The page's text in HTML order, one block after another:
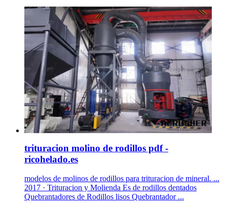
trituracion molino de rodillos pdf -
ricohelado.es
modelos de molinos de rodillos para trituracion de mineral. ...
2017 · Trituracion y Molienda Es de rodillos dentados
Quebrantadores de Rodillos lisos Quebrantador ...